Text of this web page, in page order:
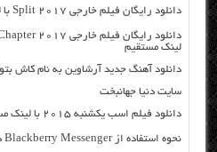
دانلود رایگان فیلم خارجی Split 2017 با لینک مستقیم
لینک مستقیم
دانلود آهنگ جدید آرشاوین به نام کاش
سایت دنیا جهانبخت
دانلود فیلم اسب یکشنبه ۲۰۱۵ با لینک مستقیم
نحوه استفاده از Blackberry Messenger در اندروید